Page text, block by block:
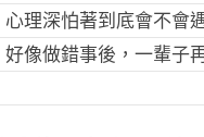
理深怕著到底會不會
像做錯事後，一輩子